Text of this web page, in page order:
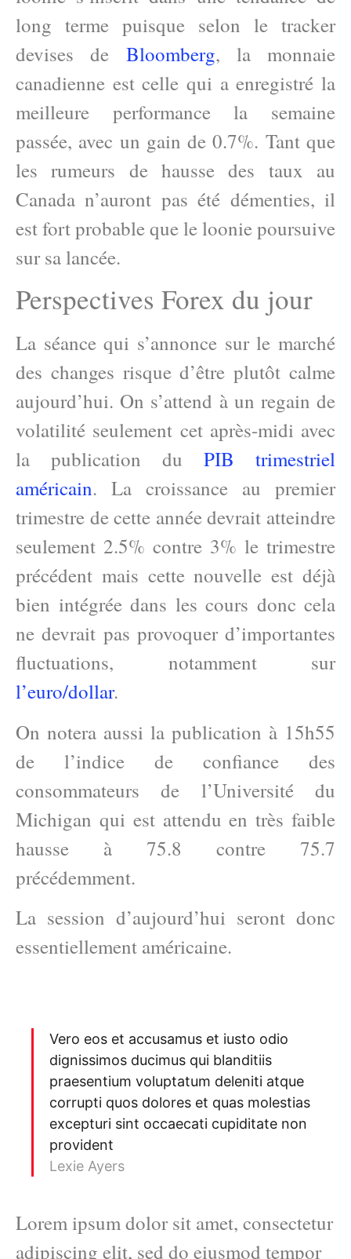
long terme puisque selon le tracker
devises de Bloomberg, la monnaie
canadienne est celle qui a enregistré la
meilleure performance la semaine
passée, avec un gain de 0.7%. Tant que
les rumeurs de hausse des taux au
Canada n’auront pas été démenties, il
est fort probable que le loonie poursuive
sur sa lancée.
Perspectives Forex du jour
La séance qui s’annonce sur le marché
des changes risque d’être plutôt calme
aujourd’hui. On s’attend à un regain de
volatilité seulement cet après-midi avec
la publication du PIB trimestriel
américain. La croissance au premier
trimestre de cette année devrait atteindre
seulement 2.5% contre 3% le trimestre
précédent mais cette nouvelle est déjà
bien intégrée dans les cours donc cela
ne devrait pas provoquer d’importantes
fluctuations, notamment sur
l’euro/dollar.
On notera aussi la publication à 15h55
de l’indice de confiance des
consommateurs de l’Université du
Michigan qui est attendu en très faible
hausse à 75.8 contre 75.7
précédemment.
La session d’aujourd’hui seront donc
essentiellement américaine.
Vero eos et accusamus et iusto odio
dignissimos ducimus qui blanditiis
praesentium voluptatum deleniti atque
corrupti quos dolores et quas molestias
excepturi sint occaecati cupiditate non
provident
Lexie Ayers
Lorem ipsum dolor sit amet, consectetur
adipiscing elit, sed do eiusmod tempor